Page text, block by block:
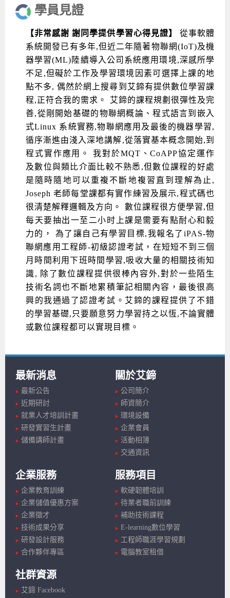
學員見證
【非常感謝 謝同學提供學習心得見證】 從事軟體
系統開發已有多年,但近二年隨著物聯網(IoT)及機
器學習(ML)陸續導入公司系統應用環境,深感所學
不足,但礙於工作及學習環境因素可選擇上課的地
點不多, 偶然於網上搜尋到艾鍗有提供數位學習課
程,正符合我的需求。 艾鍗的課程規劃很彈性及完
善,從剛開始基礎的物聯網概論、程式語言到嵌入
式Linux 系統實務,物聯網應用及最後的機器學習,
循序漸進由淺入深地講解,從落實基本概念開始,到
程式實作應用。 我對於MQT、CoAPP協定運作
及數位與類比介面比較不熟悉,但數位課程的好處
是隨時隨地可以重複不斷地複習直到理解為止,
Joseph 老師每堂課都有實作練習及展示,程式碼也
很清楚解釋邏輯及方向。 數位課程很方便學習,但
每天要抽出一至二小时上課是需要有點耐心和毅
力的， 為了讓自己有學習目標,我報名了iPAS-物
聯網應用工程師-初級認證考試，在短短不到三個
月時間利用下班時間學習,吸收大量的相關技術知
識, 除了數位課程提供很棒內容外,對於一些陌生
技術名詞也不斷地累積筆記相關內容，最後很高
興的我通過了認證考試。艾鍗的課程提供了不錯
的學習基礎,只要願意努力學習持之以恆,不論實體
或數位課程都可以實現目標。
最新消息
最新公告
近期研討
就業人才培訓計畫
研發實習生計畫
儲備講師計畫
關於艾鍗
公司簡介
師資簡介
環境設備
企業會員
活動相簿
交通資訊
企業服務
企業教育訓練
企業儲值優惠方案
企業徵才
技術成果分享
研發設計服務
合作夥伴專區
服務項目
軟硬韌體培訓
待業者職前訓練
補助技術課程
E-learning數位學習
工程師職涯學習規劃
電腦教室租借
社群資源
艾鍗 Facebook